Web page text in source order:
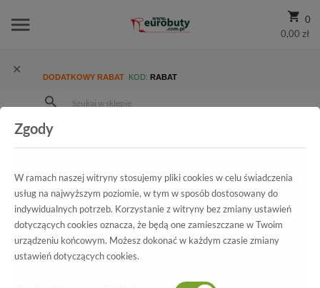
0
0,00 zł
DODATKOWY RABAT KOD: RABAT
Kolekcja damska
Kozaki
Wszystkie produkty
Zgody
W ramach naszej witryny stosujemy pliki cookies w celu świadczenia
usług na najwyższym poziomie, w tym w sposób dostosowany do
indywidualnych potrzeb. Korzystanie z witryny bez zmiany ustawień
dotyczących cookies oznacza, że będą one zamieszczane w Twoim
urządzeniu końcowym. Możesz dokonać w każdym czasie zmiany
ustawień dotyczących cookies.